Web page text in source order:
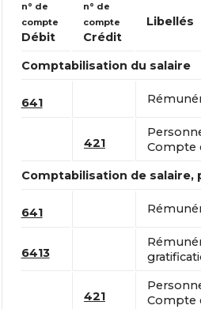
n° de
compte
Débit
n° de
compte
Crédit
Libellés
Comptabilisation du salaire
641
421
Compte
Comptabilisation de
641
6413
421
Compte